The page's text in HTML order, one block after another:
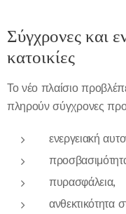
Σύγχρονες και
κατοικίες
Το νέο πλαίσιο
πληρούν σύγχρονες
ενεργειακή
πυρασφάλεια,
ανθεκτικότητα